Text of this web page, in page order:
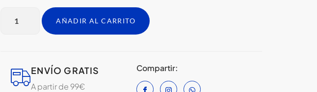
AÑADIR AL CARRITO
ENVÍO GRATIS
A partir de 99€
Compartir: